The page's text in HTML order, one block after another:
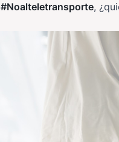
#Noalteletransporte,